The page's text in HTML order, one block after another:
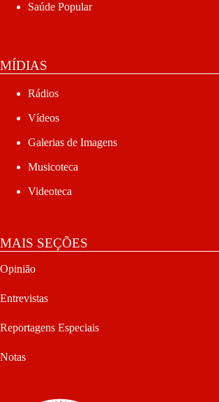
Saúde Popular
MÍDIAS
Rádios
Vídeos
Galerias de Imagens
Musicoteca
Videoteca
MAIS SEÇÕES
Opinião
Entrevistas
Reportagens Especiais
Notas